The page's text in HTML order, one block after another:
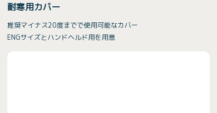
耐寒用カバー
推奨マイナス20度までで使用可能なカバー
ENGサイズとハンドヘルド用を用意